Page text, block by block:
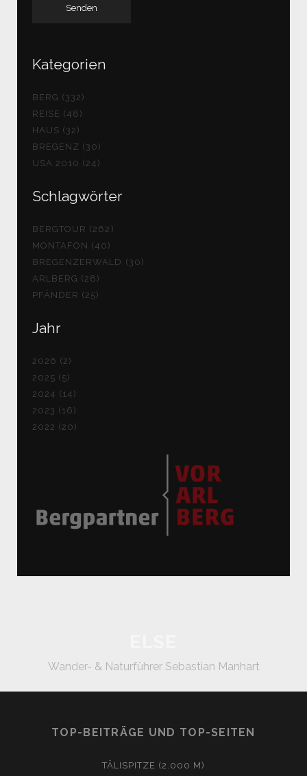
Kategorien
BERG (332)
REISE (48)
HAUS (32)
BREGENZ (30)
USA 2010 (24)
Schlagwörter
BERGTOUR (262)
MONTAFON (40)
BREGENZERWALD (30)
ARLBERG (28)
PFÄNDER (25)
Jahr
2026 (2)
2025 (5)
2024 (14)
2023 (16)
2022 (20)
Wander- & Naturführer Sebastian Manhart
TOP-BEITRÄGE UND TOP-SEITEN
TÄLISPITZE (2.000 M)